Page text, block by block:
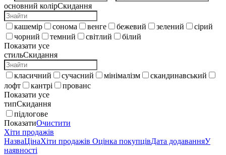
основний колірСкидання
кашемір сонома венге бежевий зелений
сірий
чорний
темний світлий
білий
Показати усе
стильСкидання
класичний сучасний мінімалізм
скандинавський
лофт
кантрі
прованс
Показати усе
типСкидання
підлогове
ПоказатиОчистити
Хіти продажів
НазваЦінаХіти продажів Оцінка покупцівДата додаванняУ
наявності